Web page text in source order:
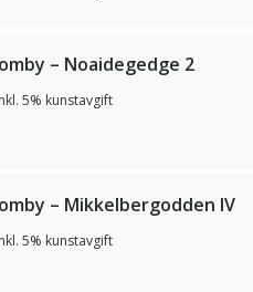
– Noaidegedge 2
5% kunstavgift
– Mikkelbergodden IV
5% kunstavgift